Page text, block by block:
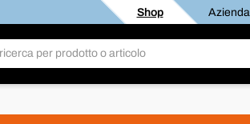
Shop Azienda